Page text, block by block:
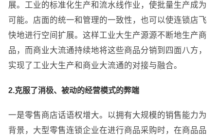
展。工业的标准化生产和流水线作业，使批量生产成为
可能。店面的统一和管理的一致性，也可以使连锁店飞
快地进行空间扩展。这样工业大生产源源不断地生产商
品，而商业大流通持续地将这些商品分销到四面八方，
实现了工业大生产和商业大流通的对接与融合。
2.克服了消极、被动的经营模式的弊端
一是零售商店话语权增大。以拥有大规模的销售能力为
背景，大型零售连锁企业在进行商品采购时，在商品品